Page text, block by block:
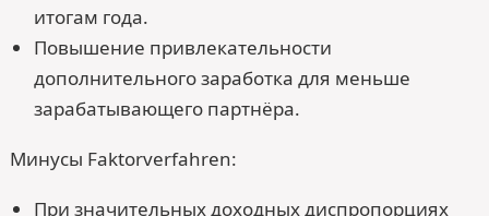
итогам года.
Повышение привлекательности
дополнительного заработка для меньше
зарабатывающего партнёра.
Минусы Faktorverfahren:
При значительных доходных диспропорциях